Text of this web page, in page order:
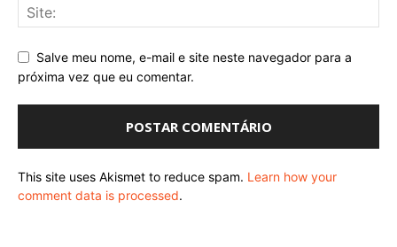
Salve meu nome, e-mail e site neste navegador para a
próxima vez que eu comentar.
This site uses Akismet to reduce spam. Learn how your
comment data is processed.